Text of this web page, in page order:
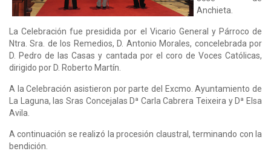
Anchieta.
La Celebración fue presidida por el Vicario General y Párroco de
Ntra. Sra. de los Remedios, D. Antonio Morales, concelebrada por
D. Pedro de las Casas y cantada por el coro de Voces Católicas,
dirigido por D. Roberto Martín.
A la Celebración asistieron por parte del Excmo. Ayuntamiento de
La Laguna, las Sras Concejalas Dª Carla Cabrera Teixeira y Dª Elsa
Avila.
A continuación se realizó la procesión claustral, terminando con la
bendición.